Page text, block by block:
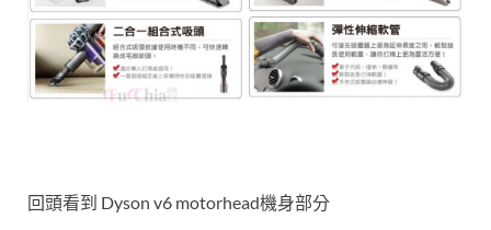
回頭看到 Dyson v6 motorhead機身部分